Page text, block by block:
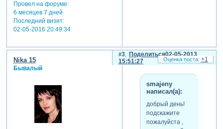
Провел на форуме:
6 месяцев 7 дней
Последний визит:
02-05-2016 20:49:34
Поделиться
3
02-05-2013
15:51:27
Nika 15
Бывалый
smajeny
написал(а):
добрый день!
подскажите
пожалуйста ,
+1